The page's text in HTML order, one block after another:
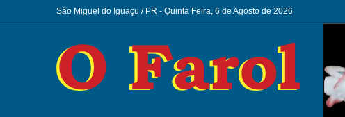
São Miguel do Iguaçu / PR - Quinta Feira, 6 de Agosto de 2026